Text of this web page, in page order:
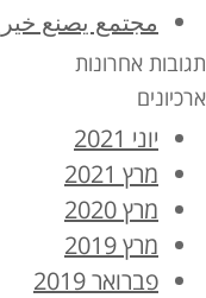
مجتمع يصنع
תגובות אחרונות
ארכיונים
יוני 2021
מרץ 2021
מרץ 2020
מרץ 2019
פברואר 2019